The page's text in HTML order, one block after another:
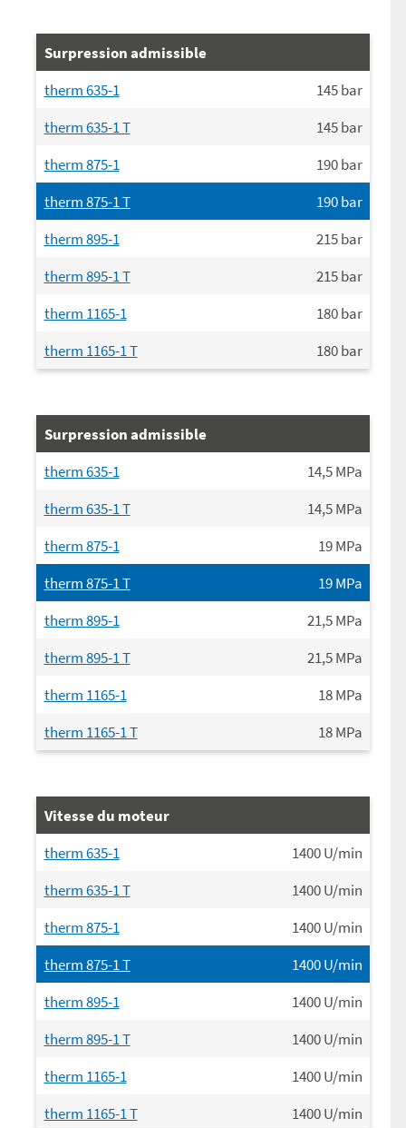
Surpression admissible
therm 635-1
145bar
therm 635-1 T
145bar
therm 875-1
190bar
therm 875-1 T
190bar
therm 895-1
215bar
therm 895-1 T
215bar
therm 1165-1
180bar
therm 1165-1 T
180bar
Surpression admissible
therm 635-1
14,5MPa
therm 635-1 T
14,5MPa
therm 875-1
19MPa
therm 875-1 T
19MPa
therm 895-1
21,5MPa
therm 895-1 T
21,5MPa
therm 1165-1
18MPa
therm 1165-1 T
18MPa
Vitesse du moteur
therm 635-1
1400U/min
therm 635-1 T
1400U/min
therm 875-1
1400U/min
therm 875-1 T
1400U/min
therm 895-1
1400U/min
therm 895-1 T
1400U/min
therm 1165-1
1400U/min
therm 1165-1 T
1400U/min